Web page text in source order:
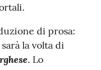
di prosa:
sarà la volta di
. Lo